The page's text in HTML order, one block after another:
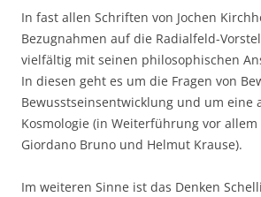
In fast allen Schriften von Jochen
Bezugnahmen auf die Radialfeld-
vielfältig mit seinen philosophischen
In diesen geht es um die Fragen von
Bewusstseinsentwicklung und um eine
Kosmologie (in Weiterführung vor allem
Giordano Bruno und Helmut Krause).
Im weiteren Sinne ist das Denken